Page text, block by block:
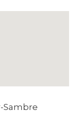
Sambre